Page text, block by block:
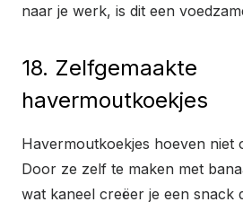
naar je werk, is dit een
18. Zelfgemaakte
havermoutkoekjes
Havermoutkoekjes hoeven niet
Door ze zelf te maken met
wat kaneel creëer je een snack